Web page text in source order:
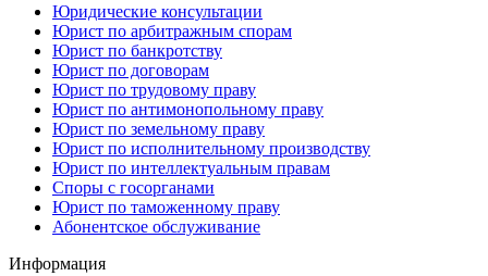
Юридические консультации
Юрист по арбитражным спорам
Юрист по банкротству
Юрист по договорам
Юрист по трудовому праву
Юрист по антимонопольному праву
Юрист по земельному праву
Юрист по исполнительному производству
Юрист по интеллектуальным правам
Споры с госорганами
Юрист по таможенному праву
Абонентское обслуживание
Информация